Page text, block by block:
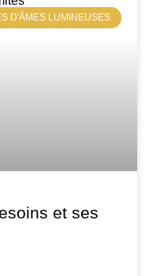
D'ÂMES LUMINEUSES
et ses